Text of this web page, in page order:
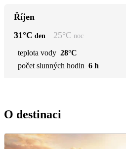
Říjen
31°C den 25°C noc
teplota vody 28°C
počet slunných hodin 6 h
O destinaci